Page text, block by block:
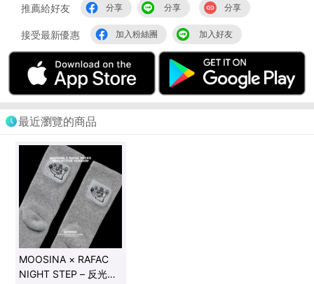
推薦給好友 分享 分享 分享
接受最新優惠 加入粉絲團 加入好友
最近瀏覽的商品
MOOSINA × RAFAC
NIGHT STEP – 反光機